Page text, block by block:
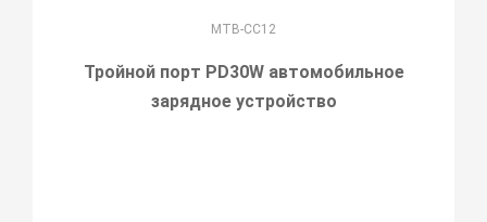
MTB-CC12
Тройной порт PD30W автомобильное
зарядное устройство